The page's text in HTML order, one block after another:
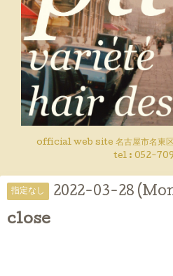
official web site 名古屋市名東区
tel : 052-
指定なし 2022-03-28
close